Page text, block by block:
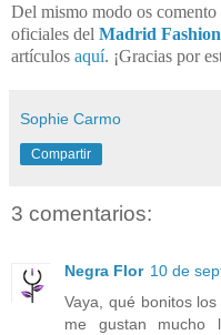
Del mismo modo os
oficiales del Madrid
artículos aquí. ¡Gracias por
Sophie Carmo
Compartir
3 comentarios:
Negra Flor 10 de
Vaya, qué bonitos
me gustan mucho